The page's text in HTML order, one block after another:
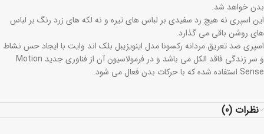
بدن خواهد شد.
این اسپری نه هیچ رد سفیدی بر لباس های تیره و نه لکه های زرد رنگ بر لباس
های روشن باقی می گذارد.
اسپری ضد تعریق مردانه رکسونا مدل اینویزیبل بلک اند وایت با ایجاد حس نشاط
و سر زندگی فاقد الکل می باشد و در فرمولاسیون آن از فناوری جدید Motion
Sense استفاده شده که با حرکات بدن فعال می شود.
نظرات (0)